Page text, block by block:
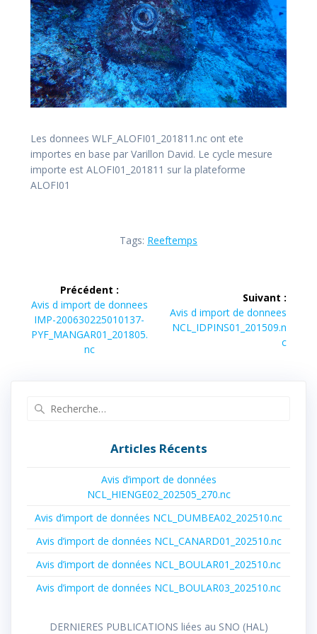
Les donnees WLF_ALOFI01_201811.nc ont ete
importes en base par Varillon David. Le cycle mesure
importe est ALOFI01_201811 sur la plateforme
ALOFI01
Tags: Reeftemps
Navigation
de
l’article
Précédent :
Article
précédent :
Avis d import de donnees
IMP-200630225010137-
PYF_MANGAR01_201805.
nc
Suivant :
Article
suivant :
Avis d import de donnees
NCL_IDPINS01_201509.n
c
Articles Récents
Avis d’import de données
NCL_HIENGE02_202505_270.nc
Avis d’import de données NCL_DUMBEA02_202510.nc
Avis d’import de données NCL_CANARD01_202510.nc
Avis d’import de données NCL_BOULAR01_202510.nc
Avis d’import de données NCL_BOULAR03_202510.nc
DERNIERES PUBLICATIONS liées au SNO (HAL)